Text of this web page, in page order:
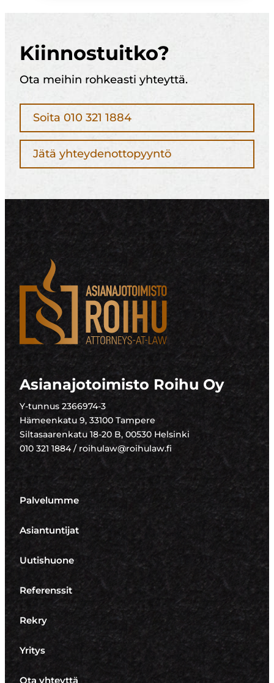
Kiinnostuitko?
Ota meihin rohkeasti yhteyttä.
Soita 010 321 1884
Jätä yhteydenottopyyntö
Asianajotoimisto Roihu Oy
Y-tunnus 2366974-3
Hämeenkatu 9, 33100 Tampere
Siltasaarenkatu 18-20 B, 00530 Helsinki
010 321 1884 / roihulaw@roihulaw.fi
Palvelumme
Asiantuntijat
Uutishuone
Referenssit
Rekry
Yritys
Ota yhteyttä